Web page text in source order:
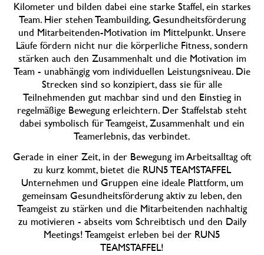
Kilometer und bilden dabei eine starke Staffel, ein starkes
Team. Hier stehen Teambuilding, Gesundheitsförderung
und Mitarbeitenden-Motivation im Mittelpunkt. Unsere
Läufe fördern nicht nur die körperliche Fitness, sondern
stärken auch den Zusammenhalt und die Motivation im
Team - unabhängig vom individuellen Leistungsniveau. Die
Strecken sind so konzipiert, dass sie für alle
Teilnehmenden gut machbar sind und den Einstieg in
regelmäßige Bewegung erleichtern. Der Staffelstab steht
dabei symbolisch für Teamgeist, Zusammenhalt und ein
Teamerlebnis, das verbindet.
Gerade in einer Zeit, in der Bewegung im Arbeitsalltag oft
zu kurz kommt, bietet die RUN5 TEAMSTAFFEL
Unternehmen und Gruppen eine ideale Plattform, um
gemeinsam Gesundheitsförderung aktiv zu leben, den
Teamgeist zu stärken und die Mitarbeitenden nachhaltig
zu motivieren - abseits vom Schreibtisch und den Daily
Meetings! Teamgeist erleben bei der RUN5
TEAMSTAFFEL!